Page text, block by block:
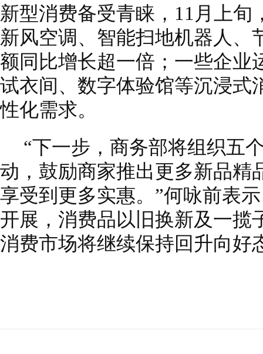
新型消费备受青睐，11月上
新风空调、智能扫地机器人、
额同比增长超一倍；一些企业
试衣间、数字体验馆等沉浸式
性化需求。
“下一步，商务部将组织五
动，鼓励商家推出更多新品精
享受到更多实惠。”何咏前表
开展，消费品以旧换新及一揽
消费市场将继续保持回升向好